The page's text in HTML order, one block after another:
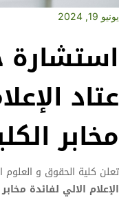
يونيو 19, 2024
استشارة
عتاد
مخابر
تعلن كلية الحقوق و
الإعلام الالي لفائدة